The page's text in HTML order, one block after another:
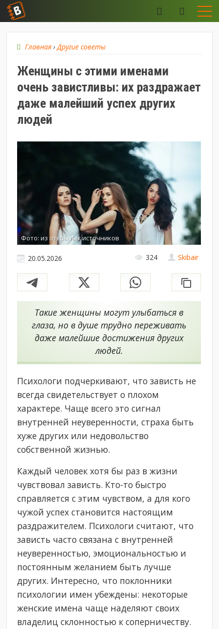
Главная ›Другие советы
Женщины с этими именами
очень завистливы: их раздражает
даже малейший успех других
людей
Фото: из открытых источников
Skibair
20.05.2026 324
Такие женщины могут улыбаться в
глаза, но в душе трудно переживать
даже малейшие достижения других
людей.
Психологи подчеркивают, что зависть не
всегда свидетельствует о плохом
характере. Чаще всего это сигнал
внутренней неуверенности, страха быть
хуже других или недовольство
собственной жизнью.
Каждый человек хотя бы раз в жизни
чувствовал зависть. Кто-то быстро
справляется с этим чувством, а для кого
чужой успех становится настоящим
раздражителем. Психологи считают, что
зависть часто связана с внутренней
неуверенностью, эмоциональностью и
постоянным желанием быть лучше
других. Интересно, что поклонники
психологии имен убеждены: некоторые
женские имена чаще наделяют своих
владелиц склонностью к соперничеству.